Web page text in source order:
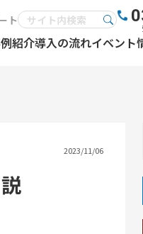
ト
紹介導入の流れイベント
2023/11/06